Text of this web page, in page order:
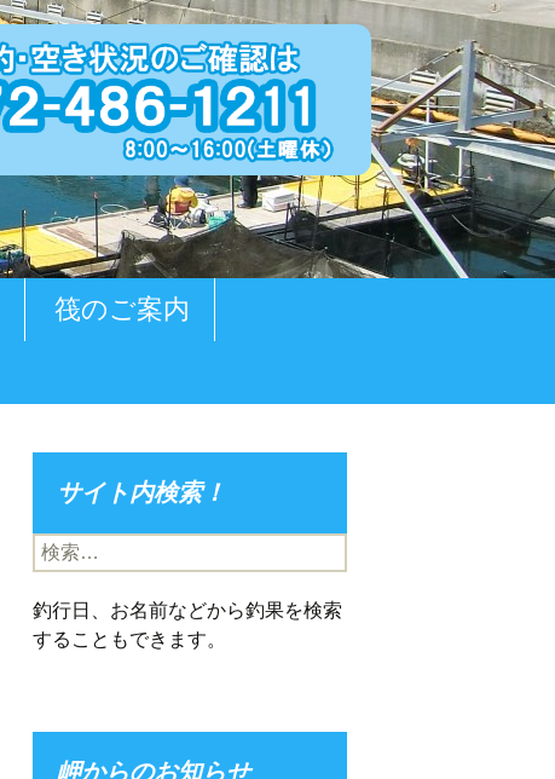
筏のご案内
サイト内検索！
検
索:
釣行日、お名前などから釣果を検索
することもできます。
岬からのお知らせ